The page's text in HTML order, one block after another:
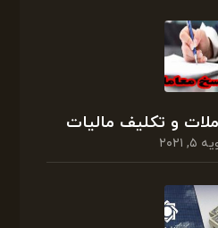
و تکلیف مالیات
۲۰۲۱